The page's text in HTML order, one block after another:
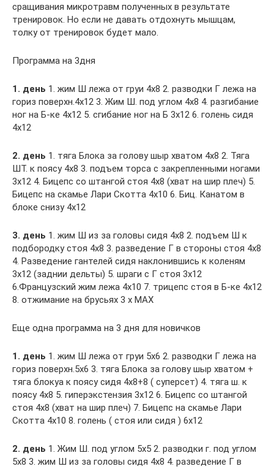
сращивания микротравм полученных в результате
тренировок. Но если не давать отдохнуть мышцам,
толку от тренировок будет мало.
Программа на 3дня
1. день 1. жим Ш лежа от груи 4х8 2. разводки Г лежа на
гориз поверхн.4х12 3. Жим Ш. под углом 4х8 4. разгибание
ног на Б-ке 4х12 5. сгибание ног на Б 3х12 6. голень сидя
4х12
2. день 1. тяга Блока за голову шыр хватом 4х8 2. Тяга
ШТ. к поясу 4х8 3. подъем торса с закрепленными ногами
3х12 4. Бицепс со штангой стоя 4х8 (хват на шир плеч) 5.
Бицепс на скамье Лари Скотта 4х10 6. Биц. Канатом в
блоке снизу 4х12
3. день 1. жим Ш из за головы сидя 4х8 2. подъем Ш к
подбородку стоя 4х8 3. разведение Г в стороны стоя 4х8
4. Разведение гантелей сидя наклонившись к коленям
3х12 (заднии дельты) 5. шраги с Г стоя 3х12
6.Французский жим лежа 4х10 7. трицепс стоя в Б-ке 4х12
8. отжимание на брусьях 3 х МАХ
Еще одна программа на 3 дня для новичков
1. день 1. жим Ш лежа от груи 5х6 2. разводки Г лежа на
гориз поверхн.5х6 3. тяга Блока за голову шыр хватом +
тяга блокуа к поясу сидя 4х8+8 ( суперсет) 4. тяга ш. к
поясу 4х8 5. гиперэкстензия 3х12 6. Бицепс со штангой
стоя 4х8 (хват на шир плеч) 7. Бицепс на скамье Лари
Скотта 4х10 8. голень ( стоя или сидя ) 6х12
2. день 1. Жим Ш. под углом 5х5 2. разводки г. под углом
5х8 3. жим Ш из за головы сидя 4х8 4. разведение Г в